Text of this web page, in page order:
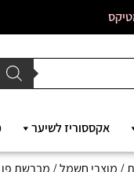
אקססוריז לשיער
/מוצרי חשמל/מברשת